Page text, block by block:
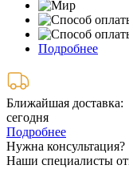
Подробнее
Ближайшая доставка:
сегодня
Подробнее
Нужна консультация?
Наши специалисты